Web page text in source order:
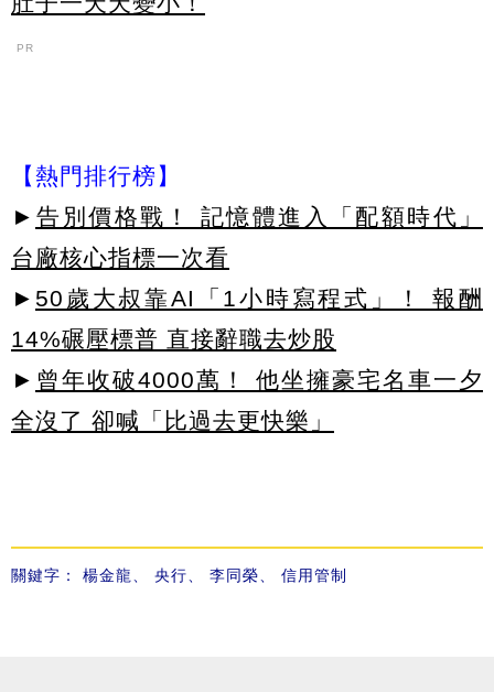
PR
【熱門排行榜】
► 告別價格戰！ 記憶體進入「配額時代」
台廠核心指標一次看
► 50歲大叔靠AI「1小時寫程式」！ 報酬
14%碾壓標普 直接辭職去炒股
► 曾年收破4000萬！ 他坐擁豪宅名車一夕
全沒了 卻喊「比過去更快樂」
關鍵字： 楊金龍 央行 李同榮 信用管制